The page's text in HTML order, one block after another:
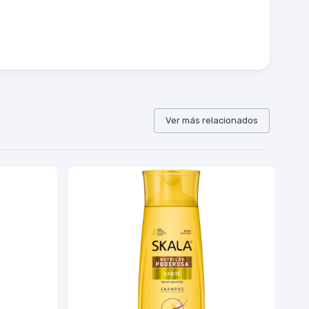
Ver más relacionados